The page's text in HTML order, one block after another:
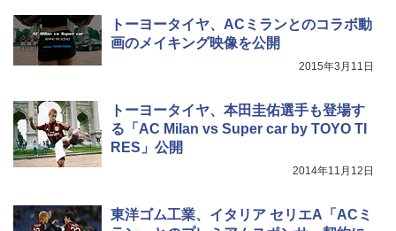
トーヨータイヤ、ACミランとのコラボ動
画のメイキング映像を公開
2015年3月11日
トーヨータイヤ、本田圭佑選手も登場す
る「AC Milan vs Super car by TOYO TI
RES」公開
2014年11月12日
東洋ゴム工業、イタリア セリエA「ACミ